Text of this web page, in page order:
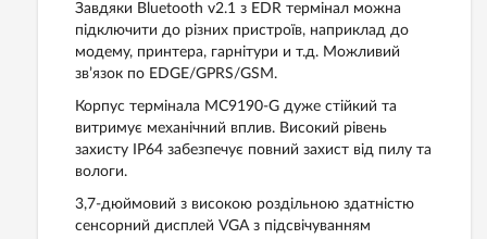
Завдяки Bluetooth v2.1 з EDR термінал можна
підключити до різних пристроїв, наприклад до
модему, принтера, гарнітури и т.д. Можливий
зв’язок по EDGE/GPRS/GSM.
Корпус термінала MC9190-G дуже стійкий та
витримує механічний вплив. Високий рівень
захисту IP64 забезпечує повний захист від пилу та
вологи.
3,7-дюймовий з високою роздільною здатністю
сенсорний дисплей VGA з підсвічуванням